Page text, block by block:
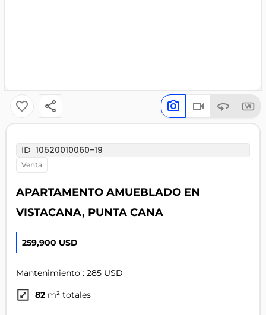
ID 10520010060-19
venta
APARTAMENTO AMUEBLADO EN
VISTACANA, PUNTA CANA
259,900 USD
Mantenimiento : 285 USD
82 m² totales